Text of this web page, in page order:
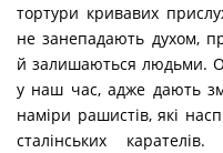
тортури кривавих
не занепадають духом,
й залишаються людьми.
у наш час, адже дають
наміри рашистів, які
сталінських